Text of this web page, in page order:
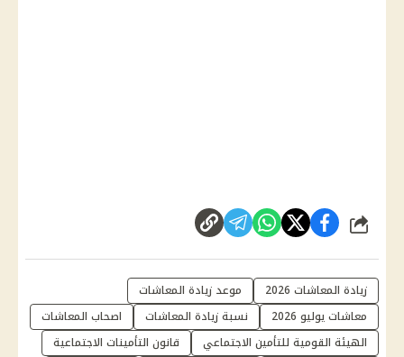
شارك
زيادة المعاشات 2026
موعد زيادة المعاشات
معاشات يوليو 2026
نسبة زيادة المعاشات
اصحاب المعاشات
الهيئة القومية للتأمين الاجتماعي
قانون التأمينات الاجتماعية